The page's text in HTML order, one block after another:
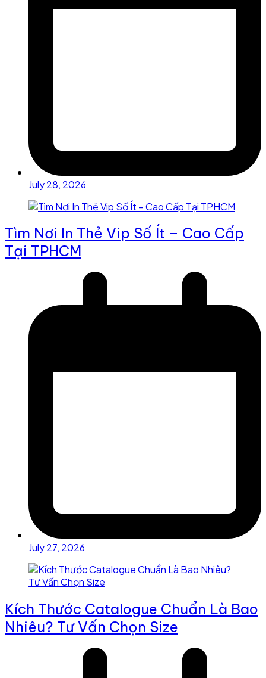
July 28, 2026
Tìm Nơi In Thẻ Vip Số Ít – Cao Cấp
Tại TPHCM
July 27, 2026
Kích Thước Catalogue Chuẩn Là Bao
Nhiêu? Tư Vấn Chọn Size